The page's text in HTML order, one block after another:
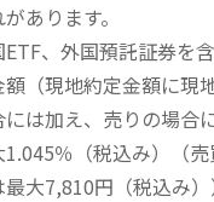
あります。
、外国預託証券を
（現地約定金額に現
は加え、売りの場合
％（税込み）（
大7,810円（税込み